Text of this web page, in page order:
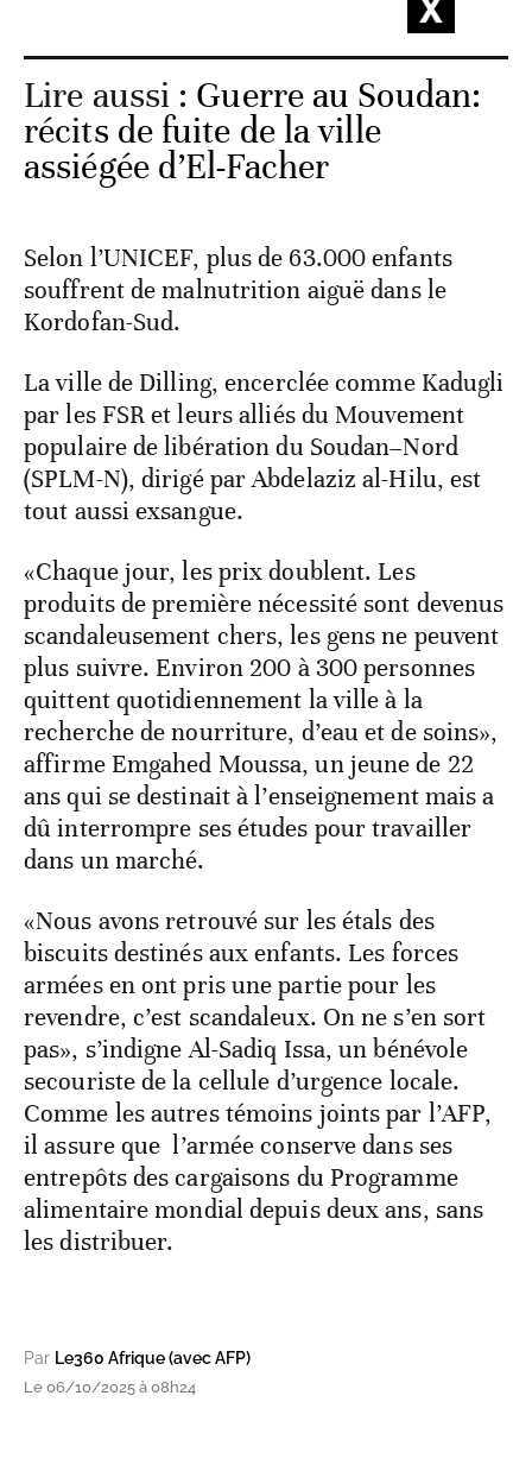
Lire aussi : Guerre au Soudan:
récits de fuite de la ville
assiégée d’El-Facher
Selon l’UNICEF, plus de 63.000 enfants
souffrent de malnutrition aiguë dans le
Kordofan-Sud.
La ville de Dilling, encerclée comme Kadugli
par les FSR et leurs alliés du Mouvement
populaire de libération du Soudan–Nord
(SPLM-N), dirigé par Abdelaziz al-Hilu, est
tout aussi exsangue.
«Chaque jour, les prix doublent. Les
produits de première nécessité sont devenus
scandaleusement chers, les gens ne peuvent
plus suivre. Environ 200 à 300 personnes
quittent quotidiennement la ville à la
recherche de nourriture, d’eau et de soins»,
affirme Emgahed Moussa, un jeune de 22
ans qui se destinait à l’enseignement mais a
dû interrompre ses études pour travailler
dans un marché.
«Nous avons retrouvé sur les étals des
biscuits destinés aux enfants. Les forces
armées en ont pris une partie pour les
revendre, c’est scandaleux. On ne s’en sort
pas», s’indigne Al-Sadiq Issa, un bénévole
secouriste de la cellule d’urgence locale.
Comme les autres témoins joints par l’AFP,
il assure que l’armée conserve dans ses
entrepôts des cargaisons du Programme
alimentaire mondial depuis deux ans, sans
les distribuer.
Par Le360 Afrique (avec AFP)
Le 06/10/2025 à 08h24